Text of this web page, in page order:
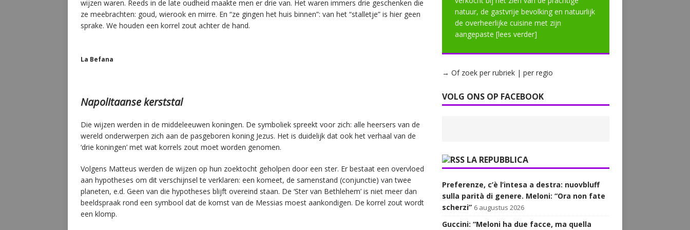
wijzen waren. Reeds in de late oudheid maakte men er drie van. Het waren immers drie geschenken die
ze meebrachten: goud, wierook en mirre. En “ze gingen het huis binnen”: van het “stalletje” is hier geen
sprake. We houden een korrel zout achter de hand.
La Befana
Napolitaanse kerststal
Die wijzen werden in de middeleeuwen koningen. De symboliek spreekt voor zich: alle heersers van de
wereld onderwerpen zich aan de pasgeboren koning Jezus. Het is duidelijk dat ook het verhaal van de
‘drie koningen’ met wat korrels zout moet worden genomen.
Volgens Matteus werden de wijzen op hun zoektocht geholpen door een ster. Er bestaat een overvloed
aan hypotheses om dit verschijnsel te verklaren: een komeet, de samenstand (conjunctie) van twee
planeten, e.d. Geen van die hypotheses blijft overeind staan. De ‘Ster van Bethlehem’ is niet meer dan
beeldspraak rond een symbool dat de komst van de Messias moest aankondigen. De korrel zout wordt
een klomp.
natuur, de gastvrije bevolking en natuurlijk
de overheerlijke cuisine met zijn
aangepaste [lees verder]
→ Of zoek per rubriek | per regio
VOLG ONS OP FACEBOOK
LA REPUBBLICA
Preferenze, c’è l’intesa a destra: nuovbluff
sulla parità di genere. Meloni: “Ora non fate
scherzi” 6 augustus 2026
Guccini: “Meloni ha due facce, ma quella